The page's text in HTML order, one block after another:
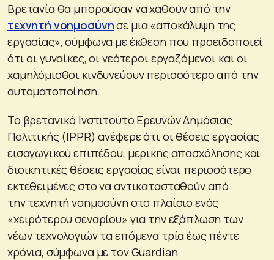
Βρετανία θα μπορούσαν να χαθούν από την
τεχνητή νοημοσύνησε μια «αποκάλυψη της
εργασίας», σύμφωνα με έκθεση που προειδοποιεί
ότι οι γυναίκες, οι νεότεροι εργαζόμενοι και οι
χαμηλόμισθοι κινδυνεύουν περισσότερο από την
αυτοματοποίηση.
Το βρετανικό Ινστιτούτο Ερευνών Δημόσιας
Πολιτικής (IPPR) ανέφερε ότι οι θέσεις εργασίας
εισαγωγικού επιπέδου, μερικής απασχόλησης και
διοικητικές θέσεις εργασίας είναι περισσότερο
εκτεθειμένες στο να αντικατασταθούν από
την τεχνητή νοημοσύνη στο πλαίσιο ενός
«χειρότερου σεναρίου» για την εξάπλωση των
νέων τεχνολογιών τα επόμενα τρία έως πέντε
χρόνια, σύμφωνα με τον Guardian.